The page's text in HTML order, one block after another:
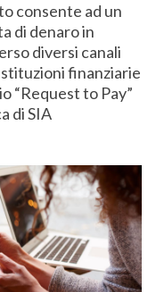
consente ad un
di denaro in
diversi canali
finanziarie
“Request to Pay”
di SIA